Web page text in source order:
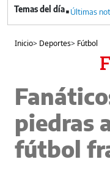
Últimas
Inicio> Deportes> Fútbol
piedras
fútbol